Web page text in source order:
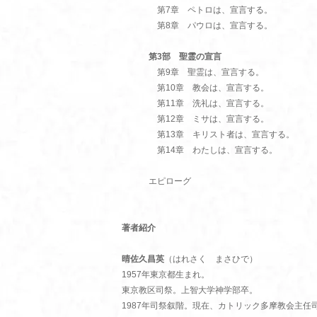
第7章 ペトロは、宣言する。
第8章 パウロは、宣言する。
第3部 聖霊の宣言
第9章 聖霊は、宣言する。
第10章 教会は、宣言する。
第11章 洗礼は、宣言する。
第12章 ミサは、宣言する。
第13章 キリスト者は、宣言する。
第14章 わたしは、宣言する。
エピローグ
著者紹介
晴佐久昌英 （はれさく まさひで）
1957年東京都生まれ。
東京教区司祭。上智大学神学部卒。
1987年司祭叙階。現在、カトリック多摩教会主任